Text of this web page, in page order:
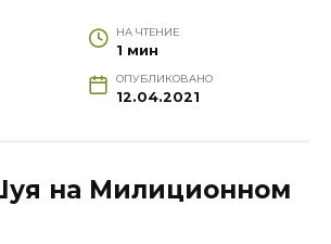
НА ЧТЕНИЕ
1 мин
ОПУБЛИКОВАНО
12.04.2021
на Милиционном